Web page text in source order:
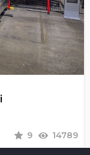
9 14789